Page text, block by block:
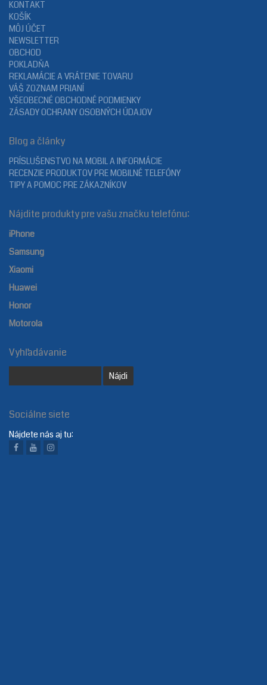
KONTAKT
KOŠÍK
MÔJ ÚČET
NEWSLETTER
OBCHOD
POKLADŇA
REKLAMÁCIE A VRÁTENIE TOVARU
VÁŠ ZOZNAM PRIANÍ
VŠEOBECNÉ OBCHODNÉ PODMIENKY
ZÁSADY OCHRANY OSOBNÝCH ÚDAJOV
Blog a články
PRÍSLUŠENSTVO NA MOBIL A INFORMÁCIE
RECENZIE PRODUKTOV PRE MOBILNÉ TELEFÓNY
TIPY A POMOC PRE ZÁKAZNÍKOV
Nájdite produkty pre vašu značku telefónu:
iPhone
Samsung
Xiaomi
Huawei
Honor
Motorola
Vyhľadávanie
Sociálne siete
Nájdete nás aj tu: